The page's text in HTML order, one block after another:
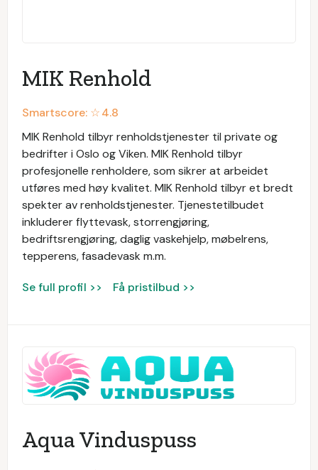
MIK Renhold
Smartscore: ☆4.8
MIK Renhold tilbyr renholdstjenester til private og
bedrifter i Oslo og Viken. MIK Renhold tilbyr
profesjonelle renholdere, som sikrer at arbeidet
utføres med høy kvalitet. MIK Renhold tilbyr et bredt
spekter av renholdstjenester. Tjenestetilbudet
inkluderer flyttevask, storrengjøring,
bedriftsrengjøring, daglig vaskehjelp, møbelrens,
tepperens, fasadevask m.m.
Se full profil >> Få pristilbud >>
Aqua Vinduspuss